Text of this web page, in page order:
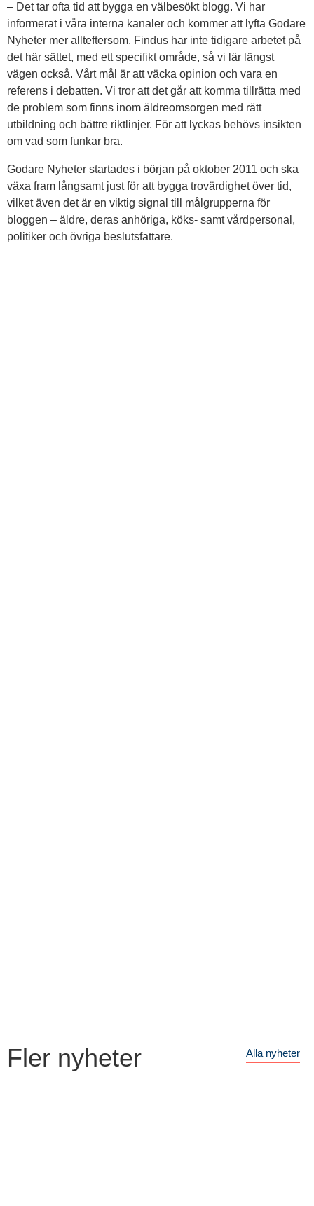
– Det tar ofta tid att bygga en välbesökt blogg. Vi har
informerat i våra interna kanaler och kommer att lyfta Godare
Nyheter mer allteftersom. Findus har inte tidigare arbetet på
det här sättet, med ett specifikt område, så vi lär längst
vägen också. Vårt mål är att väcka opinion och vara en
referens i debatten. Vi tror att det går att komma tillrätta med
de problem som finns inom äldreomsorgen med rätt
utbildning och bättre riktlinjer. För att lyckas behövs insikten
om vad som funkar bra.
Godare Nyheter startades i början på oktober 2011 och ska
växa fram långsamt just för att bygga trovärdighet över tid,
vilket även det är en viktig signal till målgrupperna för
bloggen – äldre, deras anhöriga, köks- samt vårdpersonal,
politiker och övriga beslutsfattare.
Fler nyheter Alla nyheter